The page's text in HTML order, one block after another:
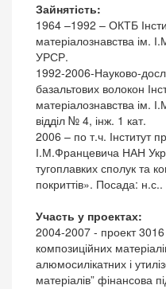
Зайнятість:
1964 –1992 – ОКТБ
матеріалознавства ім.
УРСР.
1992-2006-Науково-
базальтових волокон
матеріалознавства ім.
відділ № 4, інж. 1 кат.
2006 – по т.ч. Інститут
І.М.Францевича НАН
тугоплавких сполук та
покриттів». Посада: н.с..
Участь у проектах:
2004-2007 - проект
композиційних
алюмосилікатних і
матеріалів”